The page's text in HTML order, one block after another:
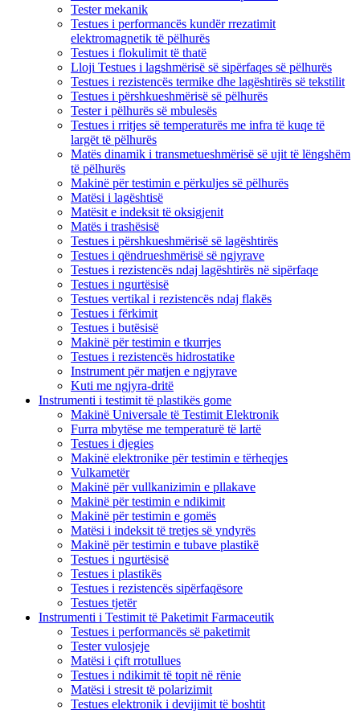
Tester mekanik
Testues i performancës kundër rrezatimit
elektromagnetik të pëlhurës
Testues i flokulimit të thatë
Lloji Testues i lagshmërisë së sipërfaqes së pëlhurës
Testues i rezistencës termike dhe lagështirës së tekstilit
Testues i përshkueshmërisë së pëlhurës
Tester i pëlhurës së mbulesës
Testues i rritjes së temperaturës me infra të kuqe të
largët të pëlhurës
Matës dinamik i transmetueshmërisë së ujit të lëngshëm
të pëlhurës
Makinë për testimin e përkuljes së pëlhurës
Matësi i lagështisë
Matësit e indeksit të oksigjenit
Matës i trashësisë
Testues i përshkueshmërisë së lagështirës
Testues i qëndrueshmërisë së ngjyrave
Testues i rezistencës ndaj lagështirës në sipërfaqe
Testues i ngurtësisë
Testues vertikal i rezistencës ndaj flakës
Testues i fërkimit
Testues i butësisë
Makinë për testimin e tkurrjes
Testues i rezistencës hidrostatike
Instrument për matjen e ngjyrave
Kuti me ngjyra-dritë
Instrumenti i testimit të plastikës gome
Makinë Universale të Testimit Elektronik
Furra mbytëse me temperaturë të lartë
Testues i djegies
Makinë elektronike për testimin e tërheqjes
Vulkametër
Makinë për vullkanizimin e pllakave
Makinë për testimin e ndikimit
Makinë për testimin e gomës
Matësi i indeksit të tretjes së yndyrës
Makinë për testimin e tubave plastikë
Testues i ngurtësisë
Testues i plastikës
Testues i rezistencës sipërfaqësore
Testues tjetër
Instrumenti i Testimit të Paketimit Farmaceutik
Testues i performancës së paketimit
Tester vulosjeje
Matësi i çift rrotullues
Testues i ndikimit të topit në rënie
Matësi i stresit të polarizimit
Testues elektronik i devijimit të boshtit